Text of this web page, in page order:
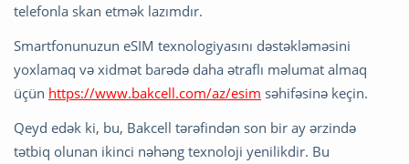
telefonla skan etmək lazımdır.
Smartfonunuzun eSIM texnologiyasını dəstəkləməsini
yoxlamaq və xidmət barədə daha ətraflı məlumat almaq
üçün https://www.bakcell.com/az/esim səhifəsinə keçin.
Qeyd edək ki, bu, Bakcell tərəfindən son bir ay ərzində
tətbiq olunan ikinci nəhəng texnoloji yenilikdir. Bu